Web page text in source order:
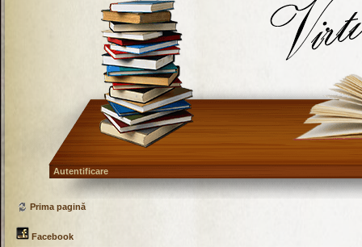
Autentificare
Prima pagină
Facebook